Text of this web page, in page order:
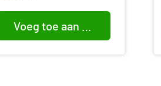
Voeg toe aan winkelwagen